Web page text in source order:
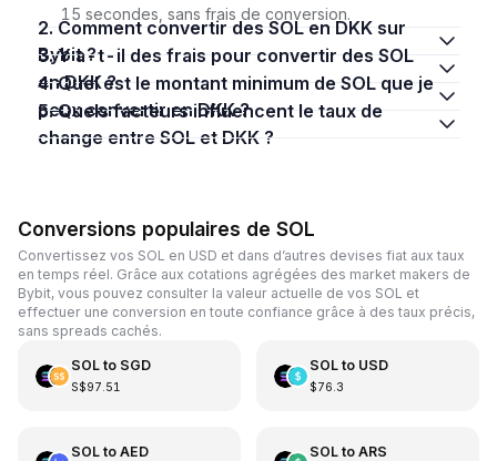
15 secondes, sans frais de conversion.
2. Comment convertir des SOL en DKK sur
Bybit ?
3. Y a-t-il des frais pour convertir des SOL
en DKK ?
4. Quel est le montant minimum de SOL que je
peux convertir en DKK ?
5. Quels facteurs influencent le taux de
change entre SOL et DKK ?
Conversions populaires de SOL
Convertissez vos SOL en USD et dans d’autres devises fiat aux taux
en temps réel. Grâce aux cotations agrégées des market makers de
Bybit, vous pouvez consulter la valeur actuelle de vos SOL et
effectuer une conversion en toute confiance grâce à des taux précis,
sans spreads cachés.
SOLto SGD
S$97.51
SOLto USD
$76.3
SOLto AED SOLto ARS